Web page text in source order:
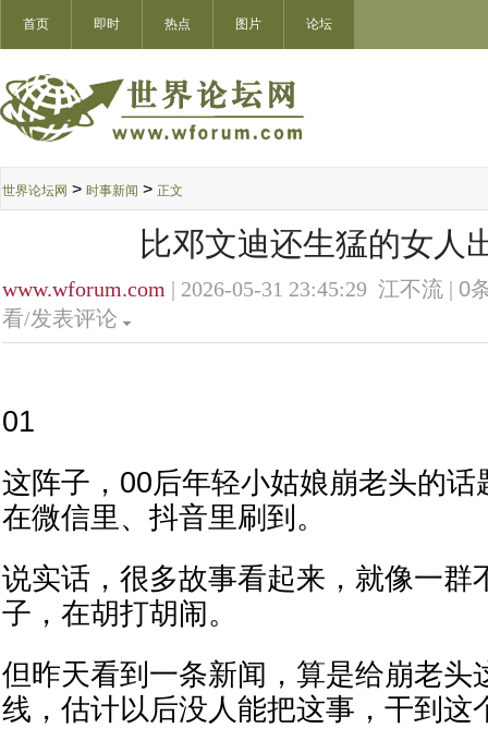
首页 即时 热点 图片 论坛
世界论坛网 > 时事新闻 > 正文
比邓文迪还生猛的女人
www.wforum.com | 2026-05-31 23:45:29 江不流 | 0
看/发表评论
01
这阵子，00后年轻小姑娘崩老头的话
在微信里、抖音里刷到。
说实话，很多故事看起来，就像一群
子，在胡打胡闹。
但昨天看到一条新闻，算是给崩老头
线，估计以后没人能把这事，干到这